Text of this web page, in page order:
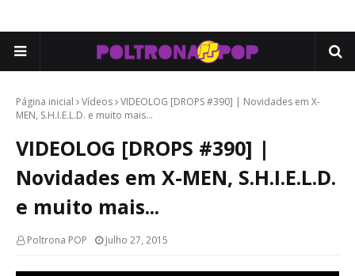
Página inicial Vídeos VIDEOLOG [DROPS #390] | Novidades em X-
MEN, S.H.I.E.L.D. e muito mais...
VIDEOLOG [DROPS #390] |
Novidades em X-MEN, S.H.I.E.L.D.
e muito mais...
Poltrona POP Julho 27, 2015